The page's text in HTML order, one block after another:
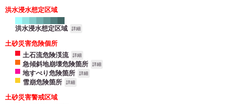
洪水浸水想定区域
洪水浸水想定区域 詳細
土砂災害危険個所
土石流危険渓流
詳細
急傾斜地崩壊危険箇所 詳細
地すべり危険箇所 詳細
雪崩危険箇所 詳細
土砂災害警戒区域